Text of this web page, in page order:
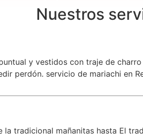
Nuestros
y vestidos con traje de
perdón. servicio de mariachi en
tradicional mañanitas hasta El